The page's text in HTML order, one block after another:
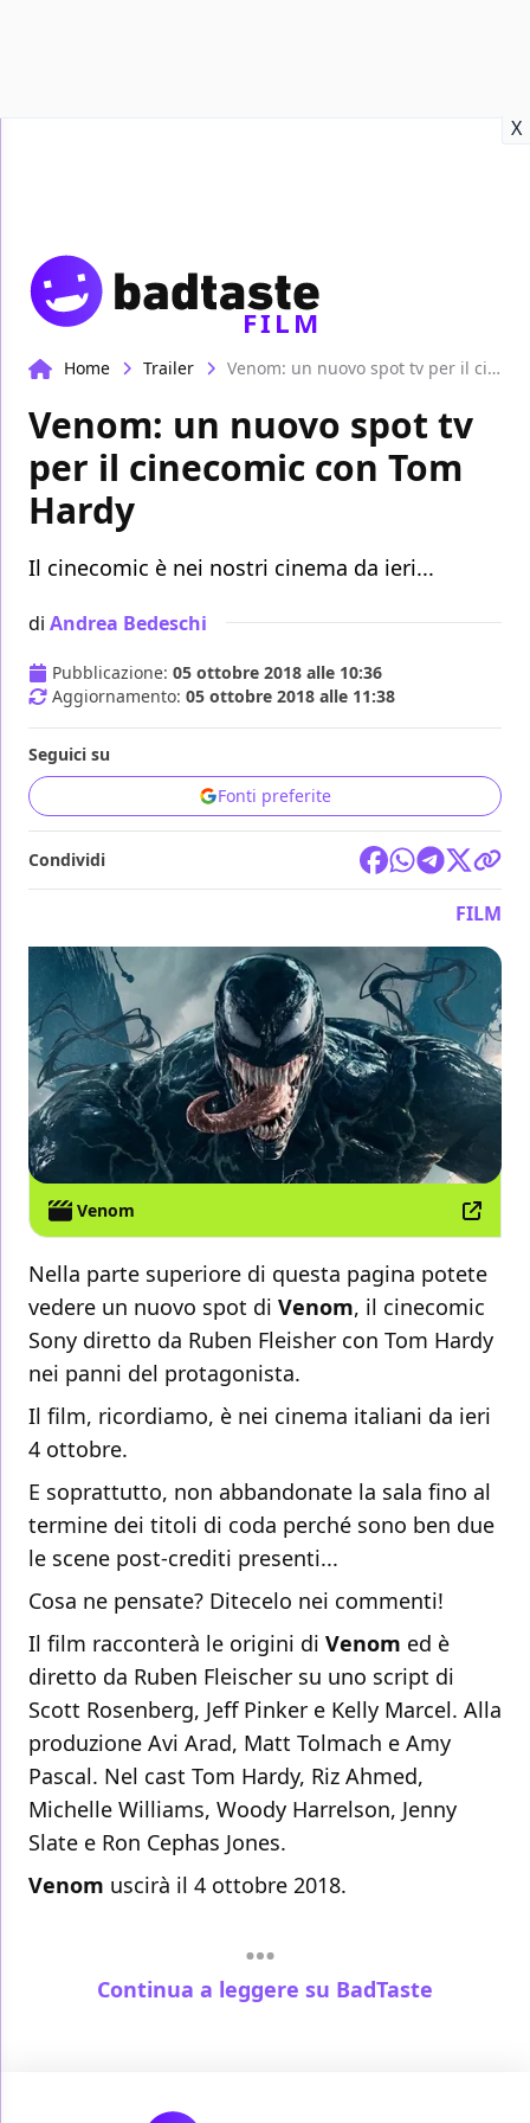
X
FILM
Home Trailer Venom: un nuovo spot tv per il cinecomic con Tom Hardy
Venom: un nuovo spot tv
per il cinecomic con Tom
Hardy
Il cinecomic è nei nostri cinema da ieri...
di Andrea Bedeschi
Pubblicazione: 05 ottobre 2018 alle 10:36
Aggiornamento: 05 ottobre 2018 alle 11:38
Seguici su
Fonti preferite
Condividi
FILM
Venom
Nella parte superiore di questa pagina potete
vedere un nuovo spot di Venom, il cinecomic
Sony diretto da Ruben Fleisher con Tom Hardy
nei panni del protagonista.
Il film, ricordiamo, è nei cinema italiani da ieri
4 ottobre.
E soprattutto, non abbandonate la sala fino al
termine dei titoli di coda perché sono ben due
le scene post-crediti presenti...
Cosa ne pensate? Ditecelo nei commenti!
Il film racconterà le origini di Venom ed è
diretto da Ruben Fleischer su uno script di
Scott Rosenberg, Jeff Pinker e Kelly Marcel. Alla
produzione Avi Arad, Matt Tolmach e Amy
Pascal. Nel cast Tom Hardy, Riz Ahmed,
Michelle Williams, Woody Harrelson, Jenny
Slate e Ron Cephas Jones.
Venom uscirà il 4 ottobre 2018.
Continua a leggere su BadTaste